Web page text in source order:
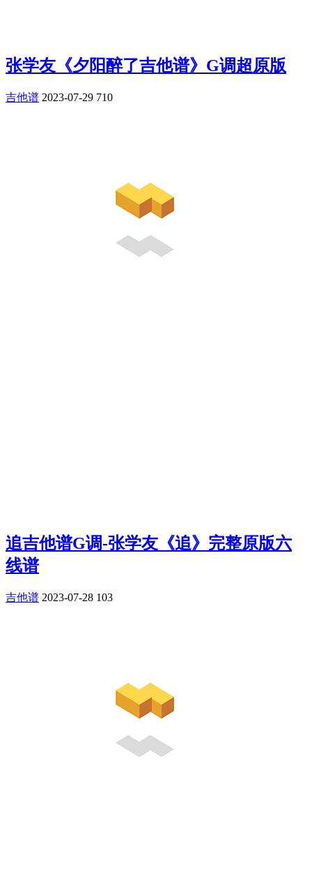
张学友《夕阳醉了吉他谱》G调超原版
吉他谱 2023-07-29 710
追吉他谱G调-张学友《追》完整原版六
线谱
吉他谱 2023-07-28 103